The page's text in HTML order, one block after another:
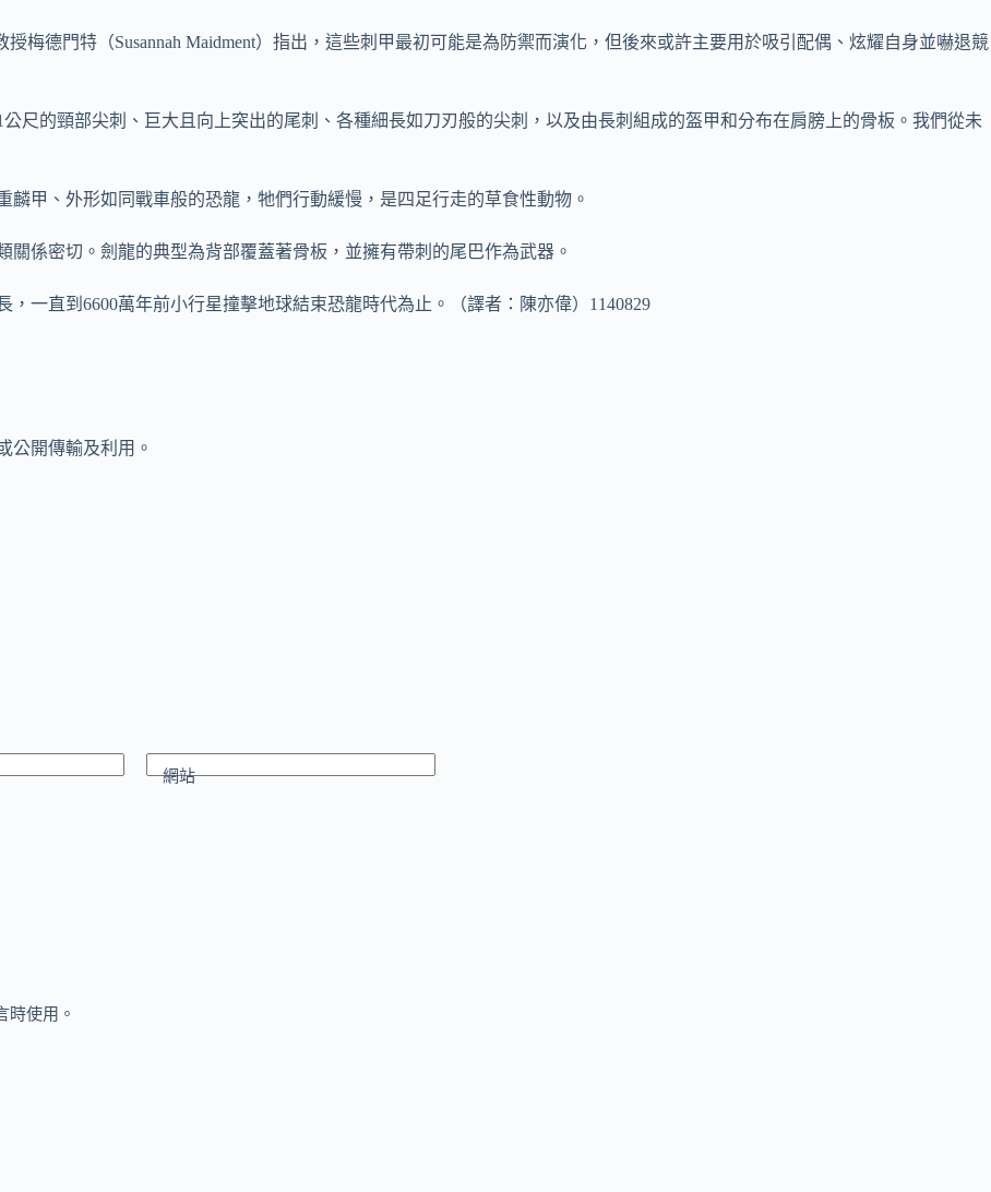
梅德門特（Susannah Maidment）指出，這些刺甲最初可能是為防禦而演化，但後來或許主要用於吸引配偶、炫耀自身並嚇退競
尺的頸部尖刺、巨大且向上突出的尾刺、各種細長如刀刃般的尖刺，以及由長刺組成的盔甲和分布在肩膀上的骨板。我們從未
甲、外形如同戰車般的恐龍，牠們行動緩慢，是四足行走的草食性動物。
係密切。劍龍的典型為背部覆蓋著骨板，並擁有帶刺的尾巴作為武器。
一直到6600萬年前小行星撞擊地球結束恐龍時代為止。（譯者：陳亦偉）1140829
公開傳輸及利用。
網站
時使用。